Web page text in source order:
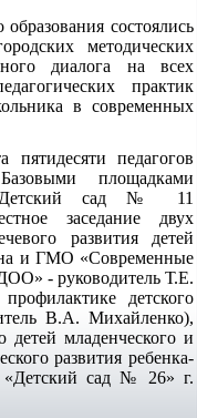
состоялись
методических
диалога на всех
практик
в современных
педагогов
площадками
«Детский сад № 11
заседание двух
развития детей
и ГМО «Современные
- руководитель Т.Е.
детского
В.А. Михайленко),
младенческого и
развития ребенка-
сад № 26» г.